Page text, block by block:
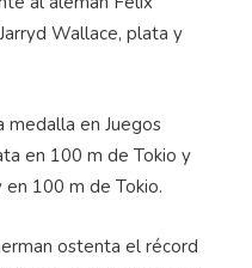
Wallace, plata y
medalla en Juegos
en 100 m de Tokio y
100 m de Tokio.
ostenta el récord